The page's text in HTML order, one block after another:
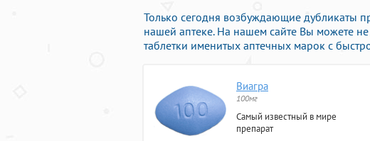
Только сегодня возбуждающие дубликаты
нашей аптеке. На нашем сайте Вы можете
таблетки именитых аптечных марок с
Виагра
100мг
Самый известный в мире
препарат